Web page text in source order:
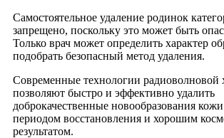
Самостоятельное удаление родинок
запрещено, поскольку это может быть
Только врач может определить характер
подобрать безопасный метод удаления.
Современные технологии радиоволновой
позволяют быстро и эффективно удалить
доброкачественные новообразования
периодом восстановления и хорошим
результатом.